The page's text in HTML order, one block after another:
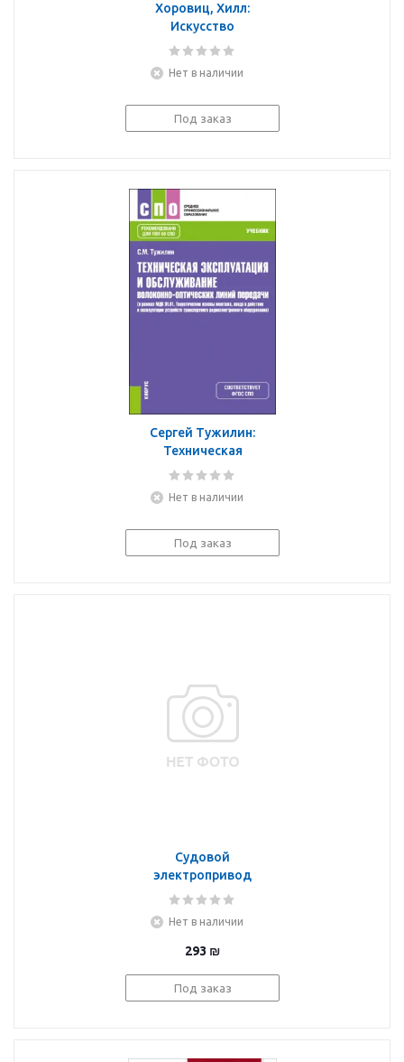
Хоровиц, Хилл:
Искусство
схемотехники. Том 1
Нет в наличии
Под заказ
Сергей Тужилин:
Техническая
эксплуатация и
волоконно-оптических
Учебник
Нет в наличии
Под заказ
Судовой
электропривод
Нет в наличии
293 ₪
Под заказ